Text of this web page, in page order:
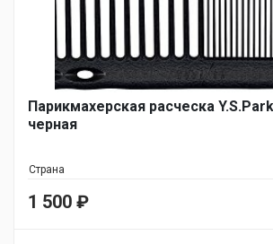
Парикмахерская расческа
черная
Страна
1 500 ₽